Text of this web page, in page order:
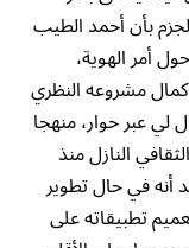
بأن أحمد الطيب
أمر الهوية،
مشروعه النظري
لي عبر حوار، منهجا
النازل منذ
أنه في حال تطوير
تطبيقاته على